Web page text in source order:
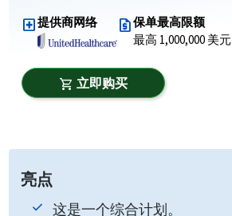
local_hospital提供商网络 request_quote保单最高限额
最高 1,000,000 美元
shopping_cart 立即购买
亮点
这是一个综合计划。